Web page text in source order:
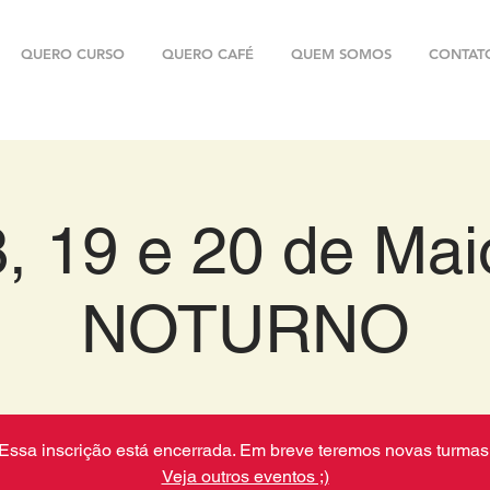
QUERO CURSO QUERO CAFÉ QUEM SOMOS
19 e 20 de
NOTURNO
inscrição está encerrada. Em breve teremos novas
Veja outros eventos ;)